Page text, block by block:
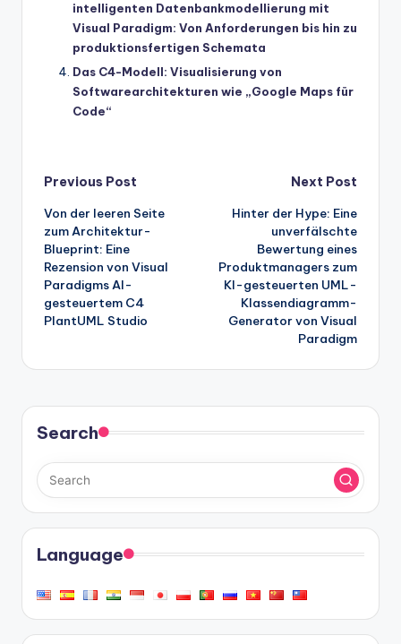
intelligenten Datenbankmodellierung mit
Visual Paradigm: Von Anforderungen bis hin zu
produktionsfertigen Schemata
Das C4-Modell: Visualisierung von
Softwarearchitekturen wie „Google Maps für
Code“
Post
navigation
Previous Post
Von der leeren Seite
zum Architektur-
Blueprint: Eine
Rezension von Visual
Paradigms AI-
gesteuertem C4
PlantUML Studio
Next Post
Hinter der Hype: Eine
unverfälschte
Bewertung eines
Produktmanagers zum
KI-gesteuerten UML-
Klassendiagramm-
Generator von Visual
Paradigm
Search
Language